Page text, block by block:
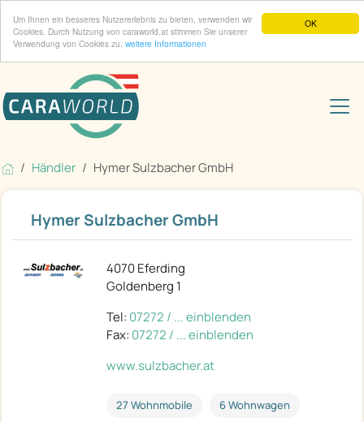
OK
Um Ihnen ein besseres Nutzererlebnis zu bieten, verwenden wir
Cookies. Durch Nutzung von caraworld.at stimmen Sie unserer
Verwendung von Cookies zu. weitere Informationen
Händler Hymer Sulzbacher GmbH
Hymer Sulzbacher GmbH
4070 Eferding
Goldenberg 1
Tel: 07272 / ... einblenden
Fax: 07272 / ... einblenden
www.sulzbacher.at
27 Wohnmobile 6 Wohnwagen